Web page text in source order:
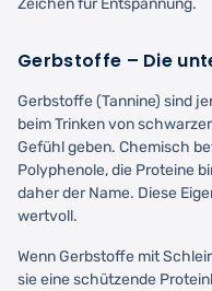
Zeichen für Entspannung.
Gerbstoffe – Die
Gerbstoffe (Tannine) sind
beim Trinken von
Gefühl geben. Chemisch
Polyphenole, die Proteine
daher der Name. Diese
wertvoll.
Wenn Gerbstoffe mit
sie eine schützende